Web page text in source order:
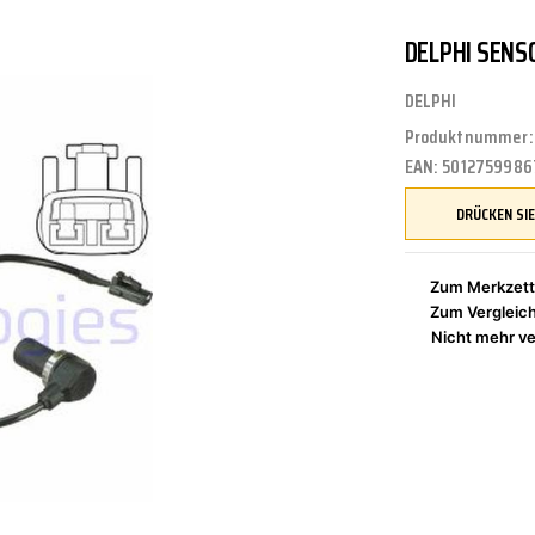
DELPHI
DELPHI
Produktnummer:
EAN:
Zum
Zum
Nicht mehr